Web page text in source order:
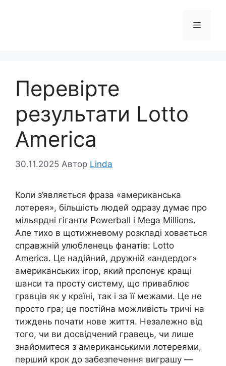
Меню
Перевірте
результати Lotto
America
30.11.2025 Автор Linda
Коли з’являється фраза «американська
лотерея», більшість людей одразу думає про
мільярдні гіганти Powerball і Mega Millions.
Але тихо в щотижневому розкладі ховається
справжній улюбленець фанатів: Lotto
America. Це надійний, дружній «андердог»
американських ігор, який пропонує кращі
шанси та просту систему, що приваблює
гравців як у країні, так і за її межами. Це не
просто гра; це постійна можливість тричі на
тиждень почати нове життя. Незалежно від
того, чи ви досвідчений гравець, чи лише
знайомитеся з американськими лотереями,
перший крок до забезпечення виграшу —